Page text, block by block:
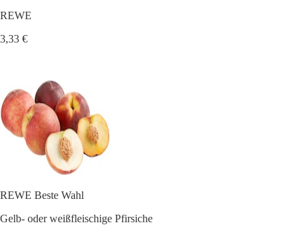
REWE
3,33 €
REWE Beste Wahl
Gelb- oder weißfleischige Pfirsiche